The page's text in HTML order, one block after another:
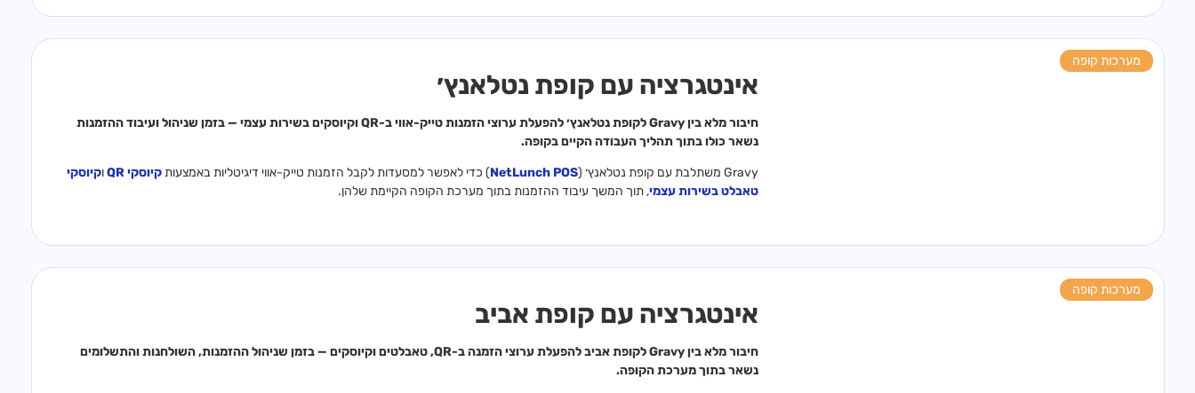
מערכות קופה
אינטגרציה עם קופת נטלאנץ׳
חיבור מלא בין Gravy לקופת נטלאנץ׳ להפעלת ערוצי הזמנות טייק-אווי ב-QR וקיוסקים בשירות עצמי — בזמן שניהול ועיבוד ההזמנות
נשאר כולו בתוך תהליך העבודה הקיים בקופה.
Gravy משתלבת עם קופת נטלאנץ׳ ( NetLunch POS) כדי לאפשר למסעדות לקבל הזמנות טייק-אווי דיגיטליות באמצעותקיוסקי QR וקיוסקי
טאבלט בשירות עצמי, תוך המשך עיבוד ההזמנות בתוך מערכת הקופה הקיימת שלהן.
מערכות קופה
אינטגרציה עם קופת אביב
חיבור מלא בין Gravy לקופת אביב להפעלת ערוצי הזמנה ב-QR, טאבלטים וקיוסקים — בזמן שניהול ההזמנות, השולחנות והתשלומים
נשאר בתוך מערכת הקופה.